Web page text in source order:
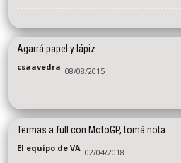
Agarrá papel y lápiz
csaavedra
- 08/08/2015
Termas a full con MotoGP, tomá nota
El equipo de VA
- 02/04/2018